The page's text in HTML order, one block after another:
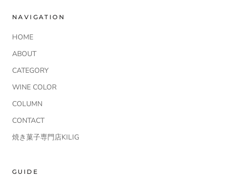
NAVIGATION
HOME
ABOUT
CATEGORY
WINE COLOR
COLUMN
CONTACT
焼き菓子専門店KILIG
GUIDE